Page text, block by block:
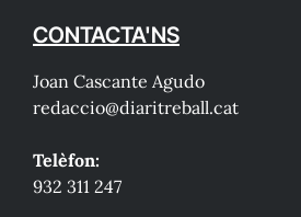
CONTACTA'NS
Joan Cascante Agudo
redaccio@diaritreball.cat
Telèfon:
932 311 247